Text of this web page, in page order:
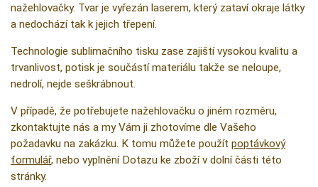
nažehlovačky. Tvar je vyřezán laserem, který zataví okraje látky
a nedochází tak k jejich třepení.
Technologie sublimačního tisku zase zajiští vysokou kvalitu a
trvanlivost, potisk je součástí materiálu takže se neloupe,
nedrolí, nejde seškrábnout.
V případě, že potřebujete nažehlovačku o jiném rozměru,
zkontaktujte nás a my Vám ji zhotovíme dle Vašeho
požadavku na zakázku. K tomu můžete použít poptávkový
formulář, nebo vyplnění Dotazu ke zboží v dolní části této
stránky.